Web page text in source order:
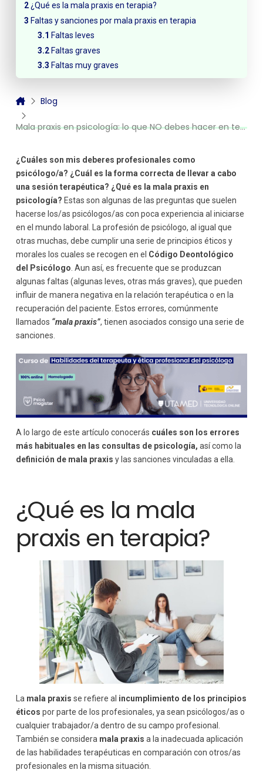
¿Qué es la mala praxis en terapia?
Faltas y sanciones por mala praxis en terapia
Faltas leves
Faltas graves
Faltas muy graves
Blog
Mala praxis en psicología: lo que NO debes hacer en terapia
¿Cuáles son mis deberes profesionales como
psicólogo/a? ¿Cuál es la forma correcta de llevar a cabo
una sesión terapéutica? ¿Qué es la mala praxis en
psicología? Estas son algunas de las preguntas que suelen
hacerse los/as psicólogos/as con poca experiencia al iniciarse
en el mundo laboral. La profesión de psicólogo, al igual que
otras muchas, debe cumplir una serie de principios éticos y
morales los cuales se recogen en el Código Deontológico
del Psicólogo. Aun así, es frecuente que se produzcan
algunas faltas (algunas leves, otras más graves), que pueden
influir de manera negativa en la relación terapéutica o en la
recuperación del paciente. Estos errores, comúnmente
llamados “mala praxis”, tienen asociados consigo una serie de
sanciones.
A lo largo de este artículo conocerás cuáles son los errores
más habituales en las consultas de psicología, así como la
definición de mala praxis y las sanciones vinculadas a ella.
¿Qué es la mala
praxis en terapia?
La mala praxis se refiere al incumplimiento de los principios
éticos por parte de los profesionales, ya sean psicólogos/as o
cualquier trabajador/a dentro de su campo profesional.
También se considera mala praxis a la inadecuada aplicación
de las habilidades terapéuticas en comparación con otros/as
profesionales en la misma situación.